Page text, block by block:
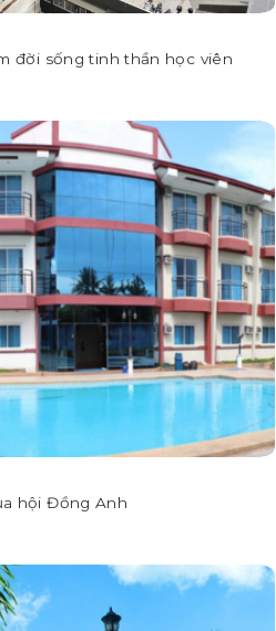
đời sống tinh thần học viên
hội Đồng Anh